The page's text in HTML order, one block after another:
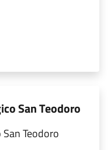
San Teodoro
Teodoro